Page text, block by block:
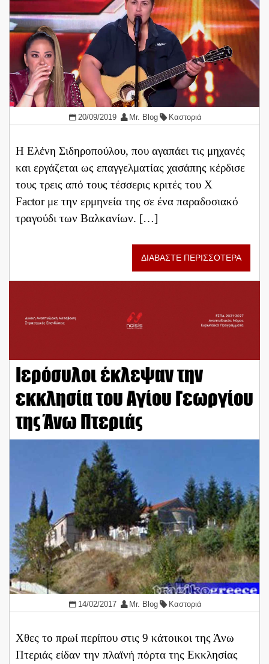
20/09/2019 Mr. Blog Καστοριά
Η Ελένη Σιδηροπούλου, που αγαπάει τις μηχανές
και εργάζεται ως επαγγελματίας χασάπης κέρδισε
τους τρεις από τους τέσσερις κριτές του X
Factor με την ερμηνεία της σε ένα παραδοσιακό
τραγούδι των Βαλκανίων. […]
ΔΙΑΒΑΣΤΕ ΠΕΡΙΣΣΟΤΕΡΑ
Ιερόσυλοι έκλεψαν την
εκκλησία του Αγίου Γεωργίου
της Άνω Πτεριάς
14/02/2017 Mr. Blog Καστοριά
Χθες το πρωί περίπου στις 9 κάτοικοι της Άνω
Πτεριάς είδαν την πλαϊνή πόρτα της Εκκλησίας